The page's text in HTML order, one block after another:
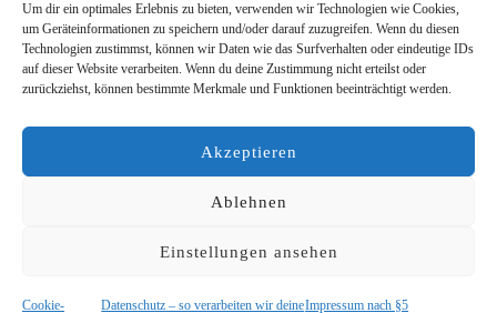
Um dir ein optimales Erlebnis zu bieten, verwenden wir Technologien wie Cookies,
um Geräteinformationen zu speichern und/oder darauf zuzugreifen. Wenn du diesen
Technologien zustimmst, können wir Daten wie das Surfverhalten oder eindeutige IDs
auf dieser Website verarbeiten. Wenn du deine Zustimmung nicht erteilst oder
zurückziehst, können bestimmte Merkmale und Funktionen beeinträchtigt werden.
Akzeptieren
Ablehnen
Einstellungen ansehen
Cookie- Datenschutz – so verarbeiten wir deineImpressum nach §5
Diese Website verwendet Akismet, um Spam zu
reduzieren.Erfahre, wie deine Kommentardaten
verarbeitet werden.
Präsentiert vonWordPress.Datenschutz – so verarbeiten wir deine